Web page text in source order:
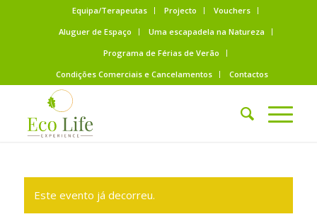
Equipa/Terapeutas Projecto
Vouchers
Aluguer de Espaço
Uma escapadela na Natureza
Programa de Férias de Verão
Condições Comerciais e Cancelamentos
Contactos
Este evento já decorreu.